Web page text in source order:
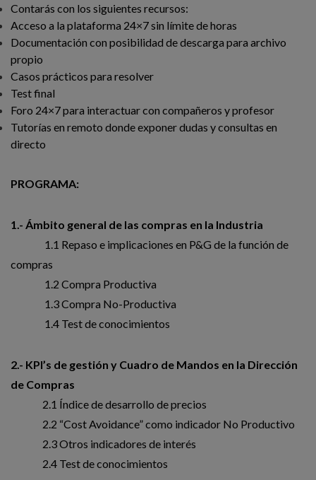
Contarás con los siguientes recursos:
Acceso a la plataforma 24×7 sin límite de horas
Documentación con posibilidad de descarga para archivo
propio
Casos prácticos para resolver
Test final
Foro 24×7 para interactuar con compañeros y profesor
Tutorías en remoto donde exponer dudas y consultas en
directo
PROGRAMA:
1.- Ámbito general de las compras en la Industria
1.1 Repaso e implicaciones en P&G de la función de
compras
1.2 Compra Productiva
1.3 Compra No-Productiva
1.4 Test de conocimientos
2.- KPI’s de gestión y Cuadro de Mandos en la Dirección
de Compras
2.1 Índice de desarrollo de precios
2.2 “Cost Avoidance” como indicador No Productivo
2.3 Otros indicadores de interés
2.4 Test de conocimientos